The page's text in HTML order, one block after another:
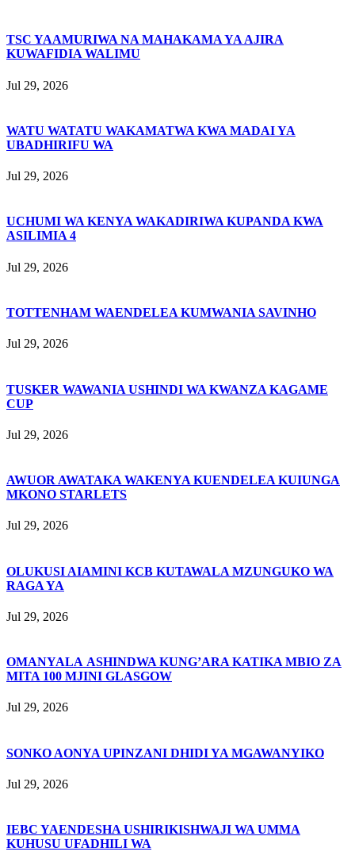
TSC YAAMURIWA NA MAHAKAMA YA AJIRA
KUWAFIDIA WALIMU
Jul 29, 2026
WATU WATATU WAKAMATWA KWA MADAI YA
UBADHIRIFU WA
Jul 29, 2026
UCHUMI WA KENYA WAKADIRIWA KUPANDA KWA
ASILIMIA 4
Jul 29, 2026
TOTTENHAM WAENDELEA KUMWANIA SAVINHO
Jul 29, 2026
TUSKER WAWANIA USHINDI WA KWANZA KAGAME
CUP
Jul 29, 2026
AWUOR AWATAKA WAKENYA KUENDELEA KUIUNGA
MKONO STARLETS
Jul 29, 2026
OLUKUSI AIAMINI KCB KUTAWALA MZUNGUKO WA
RAGA YA
Jul 29, 2026
OMANYALA ASHINDWA KUNG’ARA KATIKA MBIO ZA
MITA 100 MJINI GLASGOW
Jul 29, 2026
SONKO AONYA UPINZANI DHIDI YA MGAWANYIKO
Jul 29, 2026
IEBC YAENDESHA USHIRIKISHWAJI WA UMMA
KUHUSU UFADHILI WA